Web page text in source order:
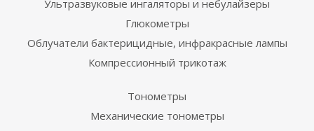
Ультразвуковые ингаляторы и небулайзеры
Глюкометры
Облучатели бактерицидные, инфракрасные лампы
Компрессионный трикотаж
Тонометры
Механические тонометры